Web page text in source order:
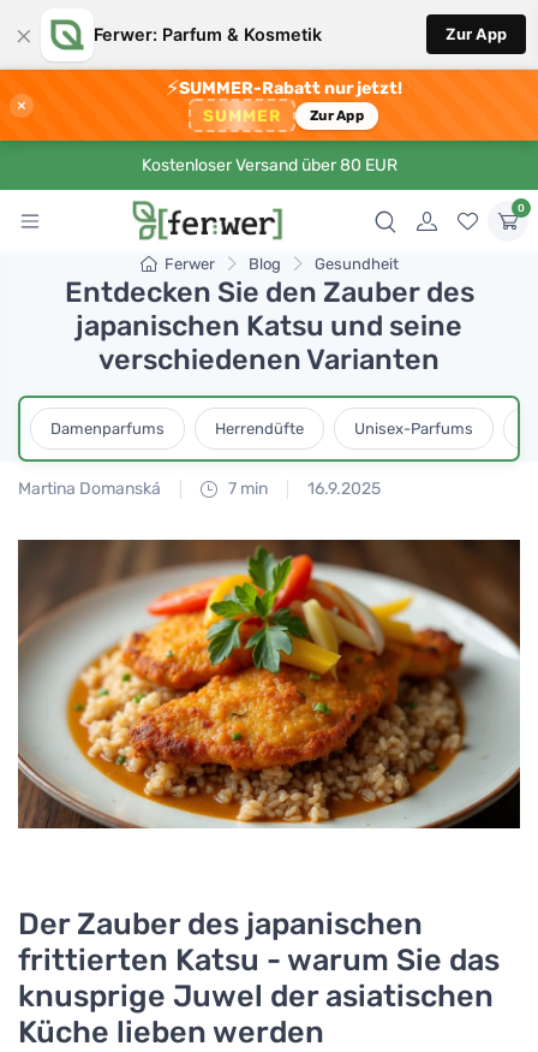
× Ferwer: Parfum & Kosmetik Zur App
×
⚡SUMMER-Rabatt nur jetzt!
SUMMER Zur App
Kostenloser Versand über 80 EUR
0
Ferwer Blog Gesundheit
Entdecken Sie den Zauber des
japanischen Katsu und seine
verschiedenen Varianten
Damenparfums Herrendüfte Unisex-Parfums
Martina Domanská 7 min 16.9.2025
Der Zauber des japanischen
frittierten Katsu - warum Sie das
knusprige Juwel der asiatischen
Küche lieben werden